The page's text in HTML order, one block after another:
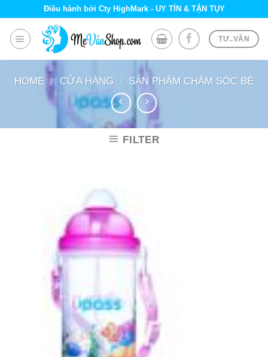
content
Điều hành bởi Cty HighMark - UY TÍN & TẬN TỤY
TƯ..VẤN
HOME / CỬA HÀNG / SẢN PHẨM CHĂM SÓC BÉ
FILTER